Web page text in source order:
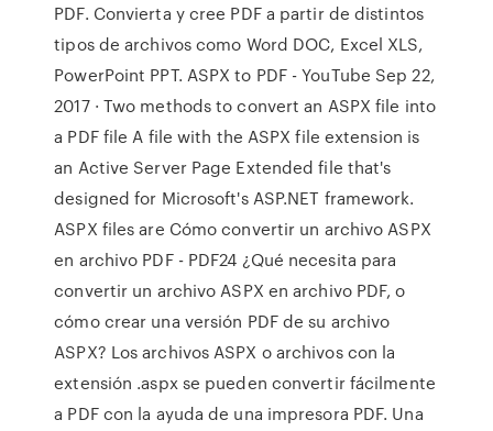
PDF. Convierta y cree PDF a partir de distintos
tipos de archivos como Word DOC, Excel XLS,
PowerPoint PPT. ASPX to PDF - YouTube Sep 22,
2017 · Two methods to convert an ASPX file into
a PDF file A file with the ASPX file extension is
an Active Server Page Extended file that's
designed for Microsoft's ASP.NET framework.
ASPX files are Cómo convertir un archivo ASPX
en archivo PDF - PDF24 ¿Qué necesita para
convertir un archivo ASPX en archivo PDF, o
cómo crear una versión PDF de su archivo
ASPX? Los archivos ASPX o archivos con la
extensión .aspx se pueden convertir fácilmente
a PDF con la ayuda de una impresora PDF. Una